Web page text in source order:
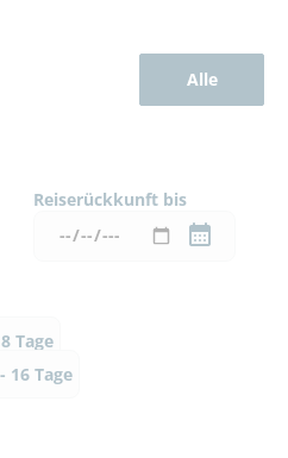
Alle
Reiserückkunft bis
Tage
16 Tage